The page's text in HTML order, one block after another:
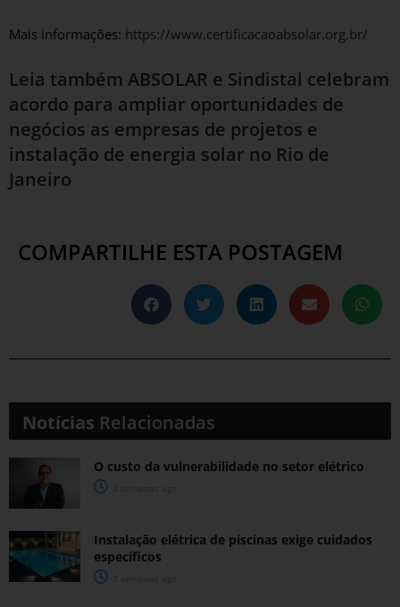
Mais informações: https://www.certificacaoabsolar.org.br/
Leia também ABSOLAR e Sindistal celebram
acordo para ampliar oportunidades de
negócios as empresas de projetos e
instalação de energia solar no Rio de
Janeiro
COMPARTILHE ESTA POSTAGEM
Notícias Relacionadas
O custo da vulnerabilidade no setor elétrico
Instalação elétrica de piscinas exige cuidados
específicos